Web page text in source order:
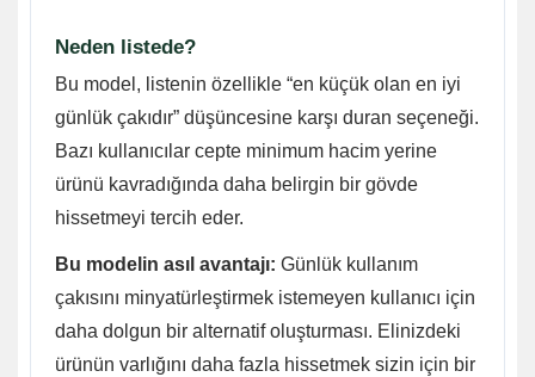
Neden listede?
Bu model, listenin özellikle “en küçük olan en iyi
günlük çakıdır” düşüncesine karşı duran seçeneği.
Bazı kullanıcılar cepte minimum hacim yerine
ürünü kavradığında daha belirgin bir gövde
hissetmeyi tercih eder.
Bu modelin asıl avantajı: Günlük kullanım
çakısını minyatürleştirmek istemeyen kullanıcı için
daha dolgun bir alternatif oluşturması. Elinizdeki
ürünün varlığını daha fazla hissetmek sizin için bir